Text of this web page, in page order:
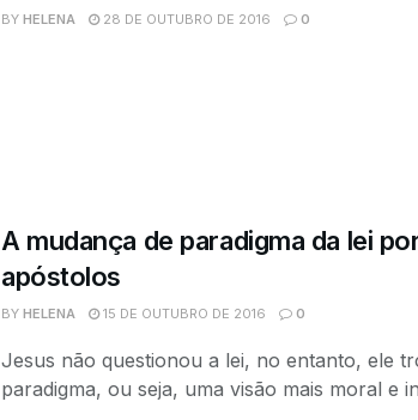
BY HELENA 28 DE OUTUBRO DE 2016 0
A mudança de paradigma da lei
apóstolos
BY HELENA 15 DE OUTUBRO DE 2016 0
Jesus não questionou a lei, no entanto, ele
paradigma, ou seja, uma visão mais moral e